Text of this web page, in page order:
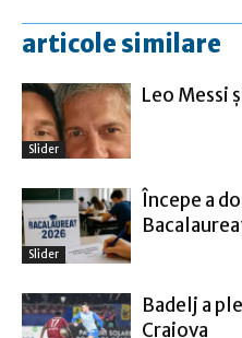
articole similare
Slider
Leo Messi
Slider
Începe a
Badelj a
Craiova